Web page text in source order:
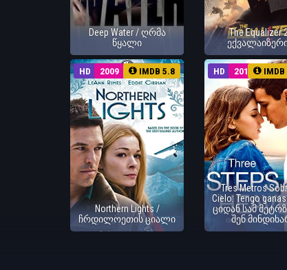
Deep Water / ღრმა
წყალი
The Equalizer
HD 2009 IMDB 5.8
Northern Lights /
ჩრდილოეთის ციალი
HD 2010 IMDB
Tres Metros
Cielo: Tengo
ციდან სამ
შენ